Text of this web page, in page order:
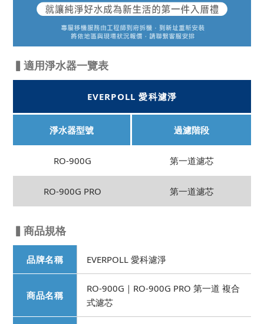
▍適用淨水器一覽表
EVERPOLL 愛科濾淨
淨水器型號 過濾階段
RO-900G 第一道濾芯
RO-900G PRO 第一道濾芯
▍商品規格
品牌名稱 EVERPOLL 愛科濾淨
商品名稱
RO-900G｜RO-900G PRO 第一道 複合
式濾芯